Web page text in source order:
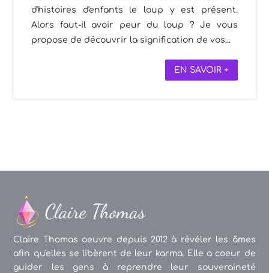
d'histoires d'enfants le loup y est présent.
Alors faut-il avoir peur du loup ? Je vous
propose de découvrir la signification de vos...
EN SAVOIR +
Claire Thomas oeuvre depuis 2012 à révéler les âmes
afin qu'elles se libèrent de leur karma. Elle a coeur de
guider les gens à reprendre leur souveraineté